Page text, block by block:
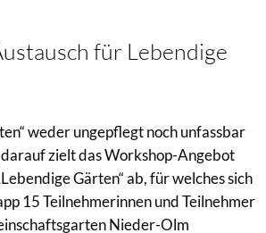
für Lebendige
weder ungepflegt noch unfassbar
darauf zielt das Workshop-Angebot
Gärten“ ab, für welches sich
15 Teilnehmerinnen und Teilnehmer
Nieder-Olm